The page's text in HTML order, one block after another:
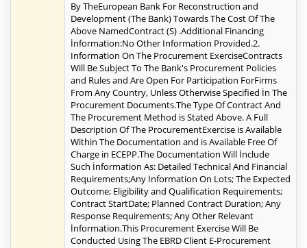
By TheEuropean Bank For Reconstruction and
Development (The Bank) Towards The Cost Of The
Above NamedContract (S) .Additional Financing
İnformation:No Other Information Provided.2.
Information On The Procurement ExerciseContracts
Will Be Subject To The Bank's Procurement Policies
and Rules and Are Open For Participation ForFirms
From Any Country, Unless Otherwise Specified İn The
Procurement Documents.The Type Of Contract And
The Procurement Method is Stated Above. A Full
Description Of The ProcurementExercise is Available
Within The Documentation and is Available Free Of
Charge in ECEPP.The Documentation Will İnclude
Such İnformation As: Detailed Technical And Financial
Requirements;Any İnformation On Lots; The Expected
Outcome; Eligibility and Qualification Requirements;
Contract StartDate; Planned Contract Duration; Any
Response Requirements; Any Other Relevant
İnformation.This Procurement Exercise Will Be
Conducted Using The EBRD Client E-Procurement